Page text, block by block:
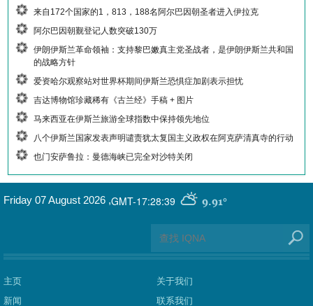
来自172个国家的1，813，188名阿尔巴因朝圣者进入伊拉克
阿尔巴因朝觐登记人数突破130万
伊朗伊斯兰革命领袖：支持黎巴嫩真主党圣战者，是伊朗伊斯兰共和国
的战略方针
爱资哈尔观察站对世界杯期间伊斯兰恐惧症加剧表示担忧
吉达博物馆珍藏稀有《古兰经》手稿 + 图片
马来西亚在伊斯兰旅游全球指数中保持领先地位
八个伊斯兰国家发表声明谴责犹太复国主义政权在阿克萨清真寺的行动
也门安萨鲁拉：曼德海峡已完全对沙特关闭
GMT-17:28:39 9.91°
Friday 07 August 2026 ,
主页
新闻
关于我们
联系我们